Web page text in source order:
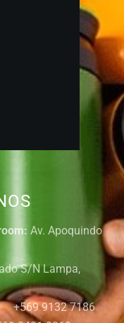
Av. Apoquindo
S/N Lampa,
+569 9132 7186